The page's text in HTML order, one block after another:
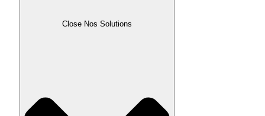
Close Nos Solutions